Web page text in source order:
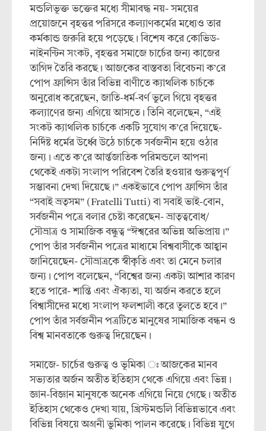
মন্ডলিভূক্ত ভক্তের মধ্যে সীমাবদ্ধ নয়- সময়ের
প্রয়োজনে বৃহত্তর পরিসরে কল্যাণকর্মের মধ্যেও তার
কর্মকান্ড জরুরি হয়ে পড়েছে। বিশেষ করে কোভিড-
নাইনন্টিন সংকট, বৃহত্তর সমাজে চার্চের জন্য কাজের
তাগিদ তৈরি করছে। আজকের বাস্তবতা বিবেচনা ক’রে
পোপ ফ্রান্সিস তাঁর বিভিন্ন বাণীতে ক্যাথলিক চার্চকে
অনুরোধ করেছেন, জাতি-ধর্ম-বর্ণ ভুলে গিয়ে বৃহত্তর
কল্যাণের জন্য এগিয়ে আসতে। তিনি বলেছেন, “এই
সংকট ক্যাথলিক চার্চকে একটি সুযোগ ক’রে দিয়েছে-
নির্দিষ্ট ধর্মের উর্ধ্বে উঠে চার্চকে সর্বজনীন হয়ে ওঠার
জন্য। এতে ক’রে আর্ন্তজাতিক পরিমন্ডলে আপনা
থেকেই একটা সংলাপ পরিবেশ তৈরি হওয়ার গুরুত্বপূর্ণ
সম্ভাবনা দেখা দিয়েছে।” একইভাবে পোপ ফ্রান্সিস তাঁর
“সবাই ভ্রতৃসম” (Fratelli Tutti) বা সবাই ভাই-বোন,
সর্বজনীন পত্রে বলার চেষ্টা করেছেন- ভ্রাতৃত্ববোধ/
সৌভ্রাত্র ও সামাজিক বন্ধুত্ব “ঈশ্বরের অভিন্ন অভিপ্রায়।”
পোপ তাঁর সর্বজনীন পত্রের মাধ্যমে বিশ্ববাসীকে আহ্বান
জানিয়েছেন- সৌভ্রাত্রকে স্বীকৃতি এবং তা মেনে চলার
জন্য। পোপ বলেছেন, “বিশ্বের জন্য একটা আশার কারণ
হতে পারে- শান্তি এবং ঐক্যতা, যা অর্জন করতে হলে
বিশ্বাসীদের মধ্যে সংলাপ ফলশালী করে তুলতে হবে।”
পোপ তাঁর সর্বজনীন পত্রটিতে মানুষের সামাজিক বন্ধন ও
বিশ্ব মানবতাকে গুরুত্ব দিয়েছেন।
সমাজে- চার্চের গুরুত্ব ও ভূমিকা ঃ আজকের মানব
সভ্যতার অর্জন অতীত ইতিহাস থেকে এগিয়ে এবং ভিন্ন।
জ্ঞান-বিজ্ঞান মানুষকে অনেক এগিয়ে নিয়ে গেছে। অতীত
ইতিহাস থেকেও দেখা যায়, খ্রিস্টমন্ডলি বিভিন্নভাবে এবং
বিভিন্ন বিষয়ে অগ্রনী ভুমিকা পালন করেছে। বিভিন্ন যুগে